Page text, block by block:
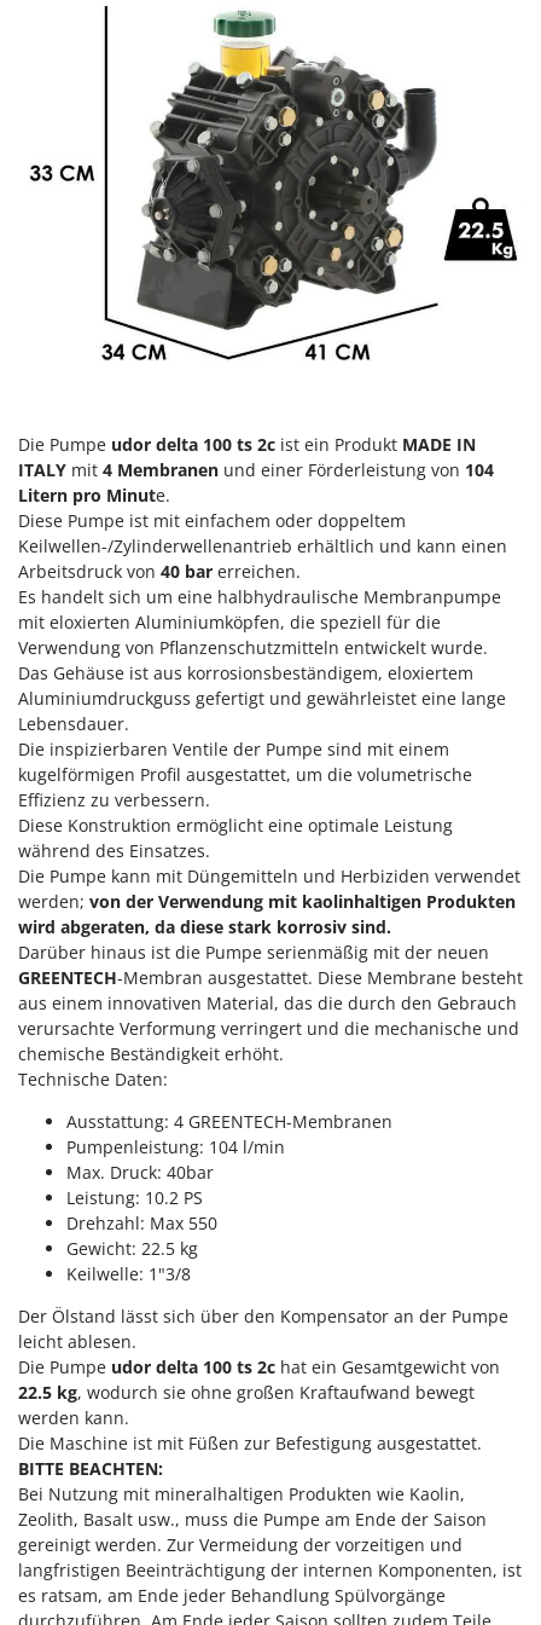
Heckenscheren
Heißluftfritteusen
Heizkanonen und Elektroheizer
Hochdruckreiniger
Hochgrasmäher
Holzbacköfen Außenbereich für Pizza und Braten
Holzspalter
Hubwagen
Kabelpflüge für die Drainage
Kehrmaschinen
Kettensägen
Kippbare Heckschaufeln für Traktoren
Klimaanlagen – Klimageräte
Knetmaschinen
Knochensägen
Kompressoren - elektrisch
Kompressoren für Ernte und Baumschnitt
Kreiseleggen
Küchenreiben - elektrisch
Kükenaufzuchtboxen
L
Laderampe aus Aluminium
Laubsauger - Laubbläser
Laubsauger auf Rädern
Luftentfeuchter
Luftkühler
M
Mähroboter
Maisentkörnungsmaschinen
Manuelle Heckenscheren
Mehrzweck-Sauggeräte
Minibacköfen
Motorhacken - Gartenfräsen
Motorspritzen
Mulcher für Traktor
N
Notstromaggregat
Nudelmaschinen
O
Obstmühlen Obsthäcksler Obstmuser
Obstpressen
Olivenernter und Schüttler
D
Dal Degan
Di Martino
Docma
Dominion
Dreame
E
Echo
EcoFlow
Edilmark
Effeuno
Einhell
Elegen
Energy Gruppi
Enotecnica Pillan
Eschenfelder
EuroMech
Eurosystems
F
FAC
Fama Industrie
Famur
FARMER
FBC
Ferrari Group
Ferroni
Ferrua
FIAC
FIEM
Fimar
FINI
Fiorentini
Fiskars
Flymo
Fontana Forni
Die Pumpe udor delta 100 ts 2c ist ein Produkt MADE IN
ITALY mit 4 Membranen und einer Förderleistung von 104
Litern pro Minute.
Diese Pumpe ist mit einfachem oder doppeltem
Keilwellen-/Zylinderwellenantrieb erhältlich und kann einen
Arbeitsdruck von 40 bar erreichen.
Es handelt sich um eine halbhydraulische Membranpumpe
mit eloxierten Aluminiumköpfen, die speziell für die
Verwendung von Pflanzenschutzmitteln entwickelt wurde.
Das Gehäuse ist aus korrosionsbeständigem, eloxiertem
Aluminiumdruckguss gefertigt und gewährleistet eine lange
Lebensdauer.
Die inspizierbaren Ventile der Pumpe sind mit einem
kugelförmigen Profil ausgestattet, um die volumetrische
Effizienz zu verbessern.
Diese Konstruktion ermöglicht eine optimale Leistung
während des Einsatzes.
Die Pumpe kann mit Düngemitteln und Herbiziden verwendet
werden; von der Verwendung mit kaolinhaltigen Produkten
wird abgeraten, da diese stark korrosiv sind.
Darüber hinaus ist die Pumpe serienmäßig mit der neuen
GREENTECH-Membran ausgestattet. Diese Membrane besteht
aus einem innovativen Material, das die durch den Gebrauch
verursachte Verformung verringert und die mechanische und
chemische Beständigkeit erhöht.
Technische Daten:
Ausstattung: 4 GREENTECH-Membranen
Pumpenleistung: 104 l/min
Max. Druck: 40bar
Leistung: 10.2 PS
Drehzahl: Max 550
Gewicht: 22.5 kg
Keilwelle: 1"3/8
Der Ölstand lässt sich über den Kompensator an der Pumpe
leicht ablesen.
Die Pumpe udor delta 100 ts 2c hat ein Gesamtgewicht von
22.5 kg, wodurch sie ohne großen Kraftaufwand bewegt
werden kann.
Die Maschine ist mit Füßen zur Befestigung ausgestattet.
BITTE BEACHTEN:
Bei Nutzung mit mineralhaltigen Produkten wie Kaolin,
Zeolith, Basalt usw., muss die Pumpe am Ende der Saison
gereinigt werden. Zur Vermeidung der vorzeitigen und
langfristigen Beeinträchtigung der internen Komponenten, ist
es ratsam, am Ende jeder Behandlung Spülvorgänge